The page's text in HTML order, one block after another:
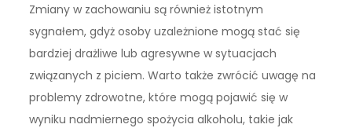
Zmiany w zachowaniu są również istotnym
sygnałem, gdyż osoby uzależnione mogą stać się
bardziej drażliwe lub agresywne w sytuacjach
związanych z piciem. Warto także zwrócić uwagę na
problemy zdrowotne, które mogą pojawić się w
wyniku nadmiernego spożycia alkoholu, takie jak